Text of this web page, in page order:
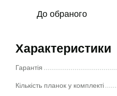
До обраного
Характеристики
Гарантія
Кількість планок у комплекті